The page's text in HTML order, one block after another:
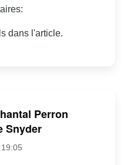
dans l'article.
Perron
Snyder